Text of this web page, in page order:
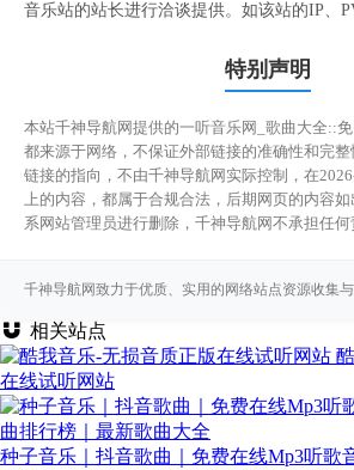
音乐站的站长进行洽谈提供。如该站的IP、
特别声明
本站千神导航网提供的一听音乐网_歌曲大全::
都来源于网络，不保证外部链接的准确性和完
链接的指向，不由千神导航网实际控制，在
上的内容，都属于合规合法，后期网页的内容
系网站管理员进行删除，千神导航网不承担任何
千神导航网致力于优质、实用的网络站点资源收集与
相关站点
在线试听网站
种子音乐｜抖音歌曲｜免费在线Mp3听歌